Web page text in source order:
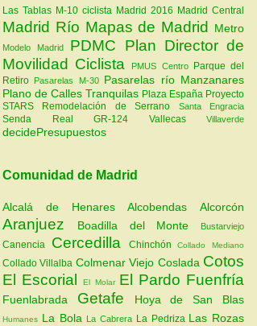
Las Tablas M-10 ciclista Madrid 2016 Madrid Central
Madrid Río Mapas de Madrid Metro
Modelo Madrid PDMC Plan Director de
Movilidad Ciclista
PMUS Centro Parque del
Retiro Pasarelas M-30 Pasarelas río Manzanares
Plano de Calles Tranquilas Plaza España Proyecto
STARS Remodelación de Serrano Santa Engracia
Senda Real GR-124 Vallecas Villaverde
decidePresupuestos
Comunidad de Madrid
Alcalá de HenaresAlcobendas Alcorcón
Aranjuez Boadilla del Monte Bustarviejo
Canencia Cercedilla ChinchónCollado Mediano
Collado Villalba Colmenar Viejo Coslada Cotos
El EscorialEl Molar El Pardo Fuenfría
Fuenlabrada Getafe Hoya de San Blas
Humanes La Bola La Cabrera La Pedriza Las Rozas